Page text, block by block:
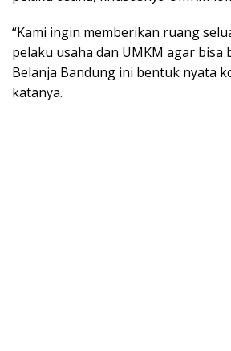
“Kami ingin memberikan ruang
pelaku usaha dan UMKM agar bisa
Belanja Bandung ini bentuk nyata
katanya.